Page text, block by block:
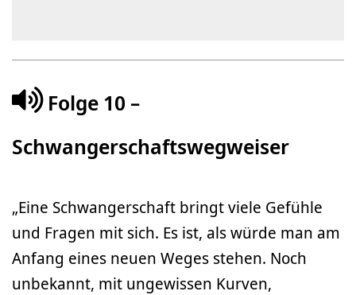
Folge 10 –
Schwangerschaftswegweiser
„Eine Schwangerschaft bringt viele Gefühle
und Fragen mit sich. Es ist, als würde man am
Anfang eines neuen Weges stehen. Noch
unbekannt, mit ungewissen Kurven,